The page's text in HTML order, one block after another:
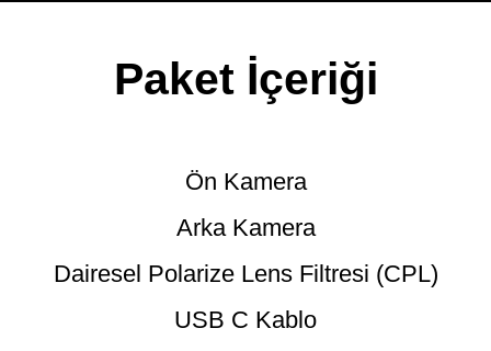
Paket İçeriği
Ön Kamera
Arka Kamera
Dairesel Polarize Lens Filtresi (CPL)
USB C Kablo